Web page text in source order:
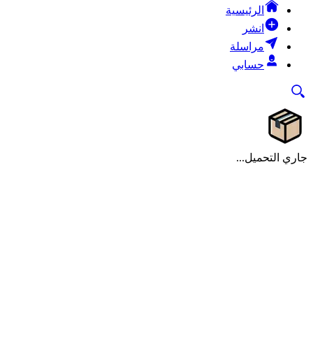
الرئيسية
انشر
مراسلة
حسابي
جاري التحميل...